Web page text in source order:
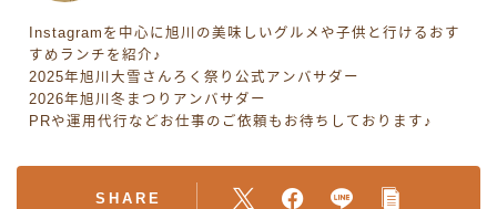
Instagramを中心に旭川の美味しいグルメや子供と行けるおす
すめランチを紹介♪
2025年旭川大雪さんろく祭り公式アンバサダー
2026年旭川冬まつりアンバサダー
PRや運用代行などお仕事のご依頼もお待ちしております♪
SHARE